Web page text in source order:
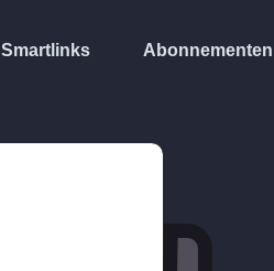
Smartlinks Abonnementen